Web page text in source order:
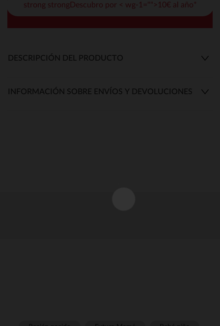
strong strongDescubro por < wg-1="">10€ al año*
DESCRIPCIÓN DEL PRODUCTO
INFORMACIÓN SOBRE ENVÍOS Y DEVOLUCIONES